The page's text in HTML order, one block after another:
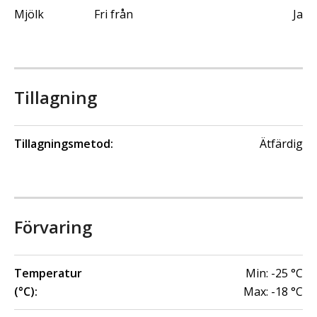
Mjölk Fri från Ja
Tillagning
Tillagningsmetod: Ätfärdig
Förvaring
Temperatur
(°C):
Min: -25 °C
Max: -18 °C